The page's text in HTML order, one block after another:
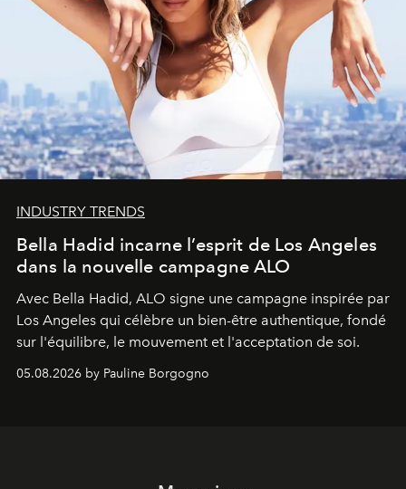
INDUSTRY TRENDS
Bella Hadid incarne l’esprit de Los Angeles
dans la nouvelle campagne ALO
Avec Bella Hadid, ALO signe une campagne inspirée par
Los Angeles qui célèbre un bien-être authentique, fondé
sur l'équilibre, le mouvement et l'acceptation de soi.
05.08.2026 by Pauline Borgogno